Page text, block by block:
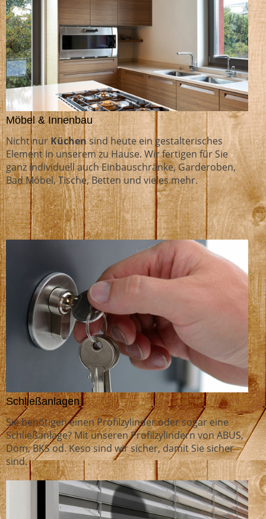
Möbel & Innenbau
Nicht nurKüchensind heute ein gestalterisches
Element in unserem zu Hause. Wir fertigen für Sie
ganz individuell auch Einbauschränke, Garderoben,
Bad Möbel, Tische, Betten und vieles mehr.
Schließanlagen
Sie benötigen einen Profilzylinder oder sogar eine
Schließanlage? Mit unseren Profilzylindern von ABUS,
Dom, BKS od. Keso sind wir sicher, damit Sie sicher
sind.